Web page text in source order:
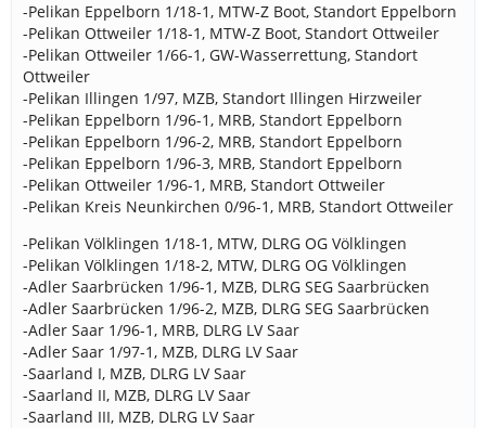
-Pelikan Eppelborn 1/18-1, MTW-Z Boot, Standort Eppelborn
-Pelikan Ottweiler 1/18-1, MTW-Z Boot, Standort Ottweiler
-Pelikan Ottweiler 1/66-1, GW-Wasserrettung, Standort
Ottweiler
-Pelikan Illingen 1/97, MZB, Standort Illingen Hirzweiler
-Pelikan Eppelborn 1/96-1, MRB, Standort Eppelborn
-Pelikan Eppelborn 1/96-2, MRB, Standort Eppelborn
-Pelikan Eppelborn 1/96-3, MRB, Standort Eppelborn
-Pelikan Ottweiler 1/96-1, MRB, Standort Ottweiler
-Pelikan Kreis Neunkirchen 0/96-1, MRB, Standort Ottweiler
-Pelikan Völklingen 1/18-1, MTW, DLRG OG Völklingen
-Pelikan Völklingen 1/18-2, MTW, DLRG OG Völklingen
-Adler Saarbrücken 1/96-1, MZB, DLRG SEG Saarbrücken
-Adler Saarbrücken 1/96-2, MZB, DLRG SEG Saarbrücken
-Adler Saar 1/96-1, MRB, DLRG LV Saar
-Adler Saar 1/97-1, MZB, DLRG LV Saar
-Saarland I, MZB, DLRG LV Saar
-Saarland II, MZB, DLRG LV Saar
-Saarland III, MZB, DLRG LV Saar